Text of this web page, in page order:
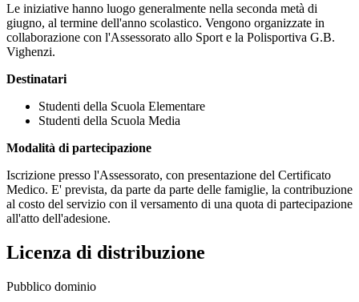
Le iniziative hanno luogo generalmente nella seconda metà di
giugno, al termine dell'anno scolastico. Vengono organizzate in
collaborazione con l'Assessorato allo Sport e la Polisportiva G.B.
Vighenzi.
Destinatari
Studenti della Scuola Elementare
Studenti della Scuola Media
Modalità di partecipazione
Iscrizione presso l'Assessorato, con presentazione del Certificato
Medico. E' prevista, da parte da parte delle famiglie, la contribuzione
al costo del servizio con il versamento di una quota di partecipazione
all'atto dell'adesione.
Licenza di distribuzione
Pubblico dominio